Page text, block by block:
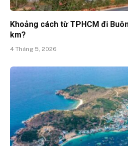
Khoảng cách từ TPHCM đi
km?
4 Tháng 5, 2026